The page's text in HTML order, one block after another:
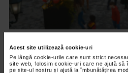
Acest site utilizează cookie-uri
Pe lângă cookie-urile care sunt strict
site web, folosim cookie-uri care ne ajută să
pe site-ul nostru și ajută la îmbunătățirea
Catena, mereu aproape
2.144 vizualizari